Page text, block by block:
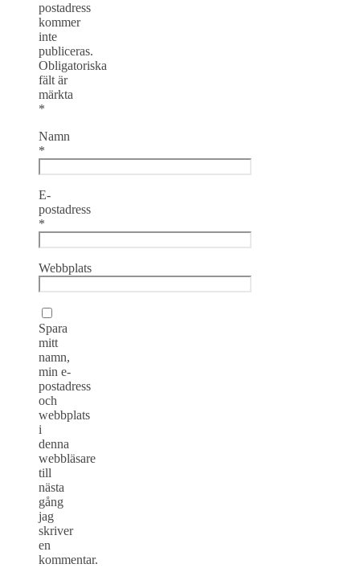
postadress
kommer
inte
publiceras.
Obligatoriska
fält är
märkta
*
Namn
*
E-
postadress
*
Webbplats
Spara
mitt
namn,
min e-
postadress
och
webbplats
i
denna
webbläsare
till
nästa
gång
jag
skriver
en
kommentar.